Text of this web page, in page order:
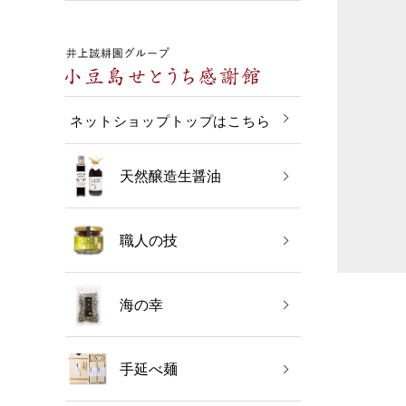
ネットショップトップはこちら
天然醸造生醤油
職人の技
海の幸
手延べ麺